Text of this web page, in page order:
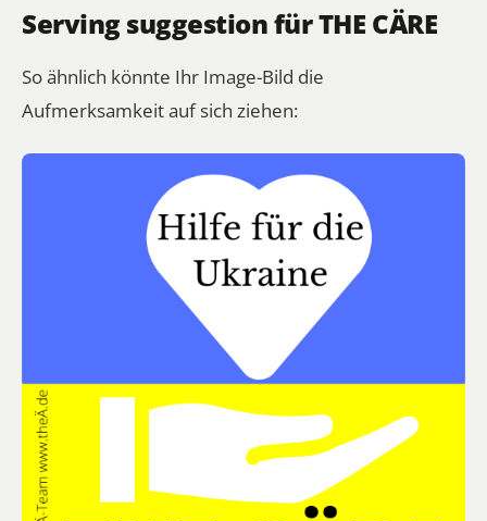
Serving suggestion für THE CÄRE
So ähnlich könnte Ihr Image-Bild die
Aufmerksamkeit auf sich ziehen: